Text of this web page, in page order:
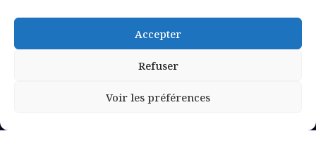
Accepter
Refuser
Voir les préférences